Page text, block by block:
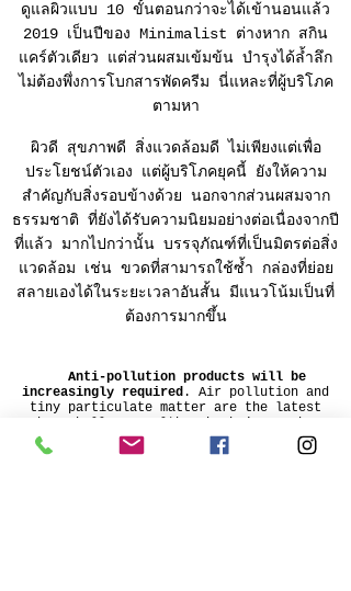
ดูแลผิวแบบ 10 ขั้นตอนกว่าจะได้เข้านอนแล้ว
2019 เป็นปีของ Minimalist ต่างหาก สกิน
แคร์ตัวเดียว แต่ส่วนผสมเข้มข้น บำรุงได้ล้ำลึก
ไม่ต้องพึ่งการโบกสารพัดครีม นี่แหละที่ผู้บริโภค
ตามหา
ผิวดี สุขภาพดี สิ่งแวดล้อมดี ไม่เพียงแต่เพื่อ
ประโยชน์ตัวเอง แต่ผู้บริโภคยุคนี้ ยังให้ความ
สำคัญกับสิ่งรอบข้างด้วย นอกจากส่วนผสมจาก
ธรรมชาติ ที่ยังได้รับความนิยมอย่างต่อเนื่องจากปี
ที่แล้ว มากไปกว่านั้น บรรจุภัณฑ์ที่เป็นมิตรต่อสิ่ง
แวดล้อม เช่น ขวดที่สามารถใช้ซ้ำ กล่องที่ย่อย
สลายเองได้ในระยะเวลาอันสั้น มีแนวโน้มเป็นที่
ต้องการมากขึ้น
Anti-pollution products will be
increasingly required. Air pollution and
tiny particulate matter are the latest
only just become aware of the problem,
air pollution and tiny dust particles